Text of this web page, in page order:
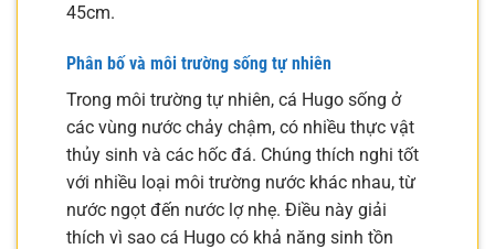
45cm.
Phân bố và môi trường sống tự nhiên
Trong môi trường tự nhiên, cá Hugo sống ở
các vùng nước chảy chậm, có nhiều thực vật
thủy sinh và các hốc đá. Chúng thích nghi tốt
với nhiều loại môi trường nước khác nhau, từ
nước ngọt đến nước lợ nhẹ. Điều này giải
thích vì sao cá Hugo có khả năng sinh tồn